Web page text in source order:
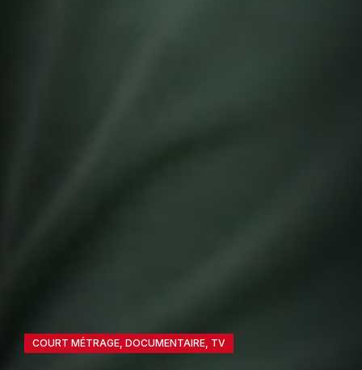
COURT MÉTRAGE, DOCUMENTAIRE, TV